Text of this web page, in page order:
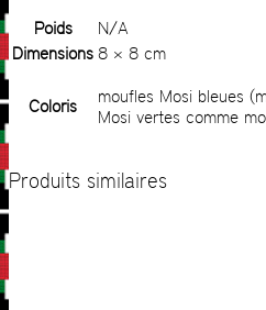
Poids
N/A
Dimensions 8 × 8 cm
Coloris
moufles Mosi bleues
Mosi vertes comme
Produits similaires